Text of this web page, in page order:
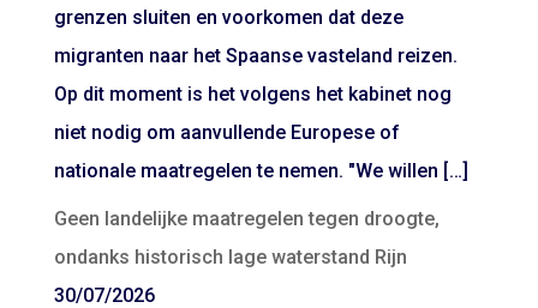
grenzen sluiten en voorkomen dat deze
migranten naar het Spaanse vasteland reizen.
Op dit moment is het volgens het kabinet nog
niet nodig om aanvullende Europese of
nationale maatregelen te nemen. "We willen […]
Geen landelijke maatregelen tegen droogte,
ondanks historisch lage waterstand Rijn
30/07/2026